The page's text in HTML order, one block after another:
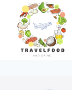
content